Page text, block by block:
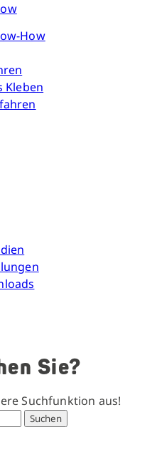
How
Kleben
Sie?
Suchfunktion aus!
Suchen